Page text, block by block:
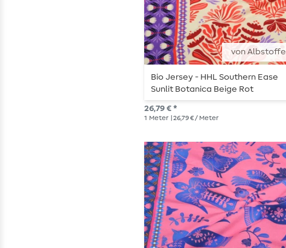
von Albstoffe
Bio Jersey - HHL Southern Ease
Sunlit Botanica Beige Rot
26,79 € *
1 Meter | 26,79 € / Meter